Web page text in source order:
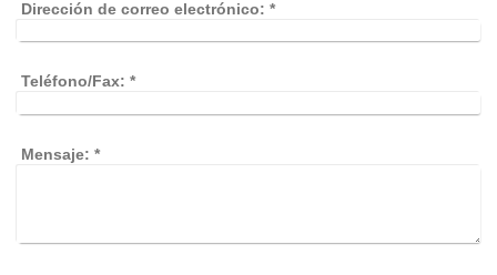
Dirección de correo electrónico: *
Teléfono/Fax: *
Mensaje: *